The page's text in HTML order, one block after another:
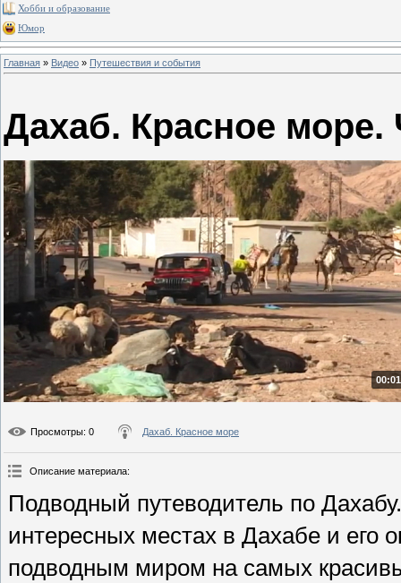
Хобби и образование
Юмор
Главная » Видео » Путешествия и события
Дахаб. Красное море.
Просмотры: 0 Дахаб. Красное море
Описание материала:
Подводный путеводитель по
интересных местах в Дахабе и его
подводным миром на самых